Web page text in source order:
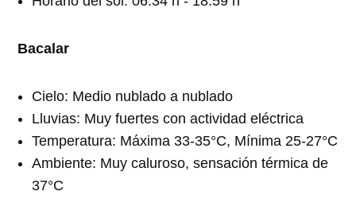
Bacalar
Cielo: Medio nublado a nublado
Lluvias: Muy fuertes con actividad eléctrica
Temperatura: Máxima 33-35°C, Mínima 25-27°C
Ambiente: Muy caluroso, sensación térmica de
37°C